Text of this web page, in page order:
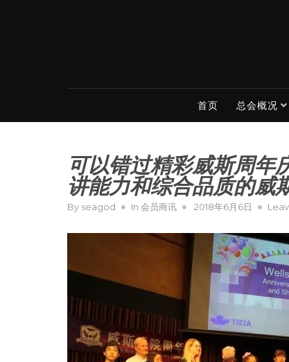
首页 总会概况
可以错过精彩威斯周年
讲能力和综合品质的威
By seagod In 会员商讯
Posted
2018年6月6日